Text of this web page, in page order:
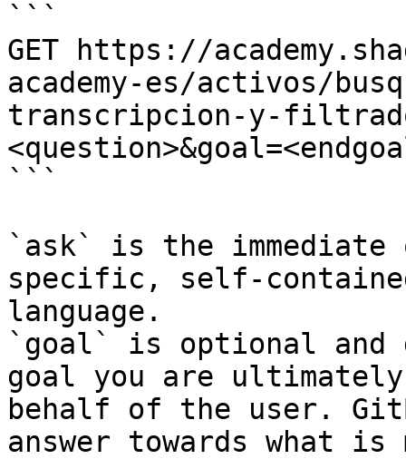
```
GET https://
academy-es/activos/
transcripcion-y-
```
`ask` is the
specific, self-
language.
`goal` is optional and
goal you are
behalf of the user.
answer towards what